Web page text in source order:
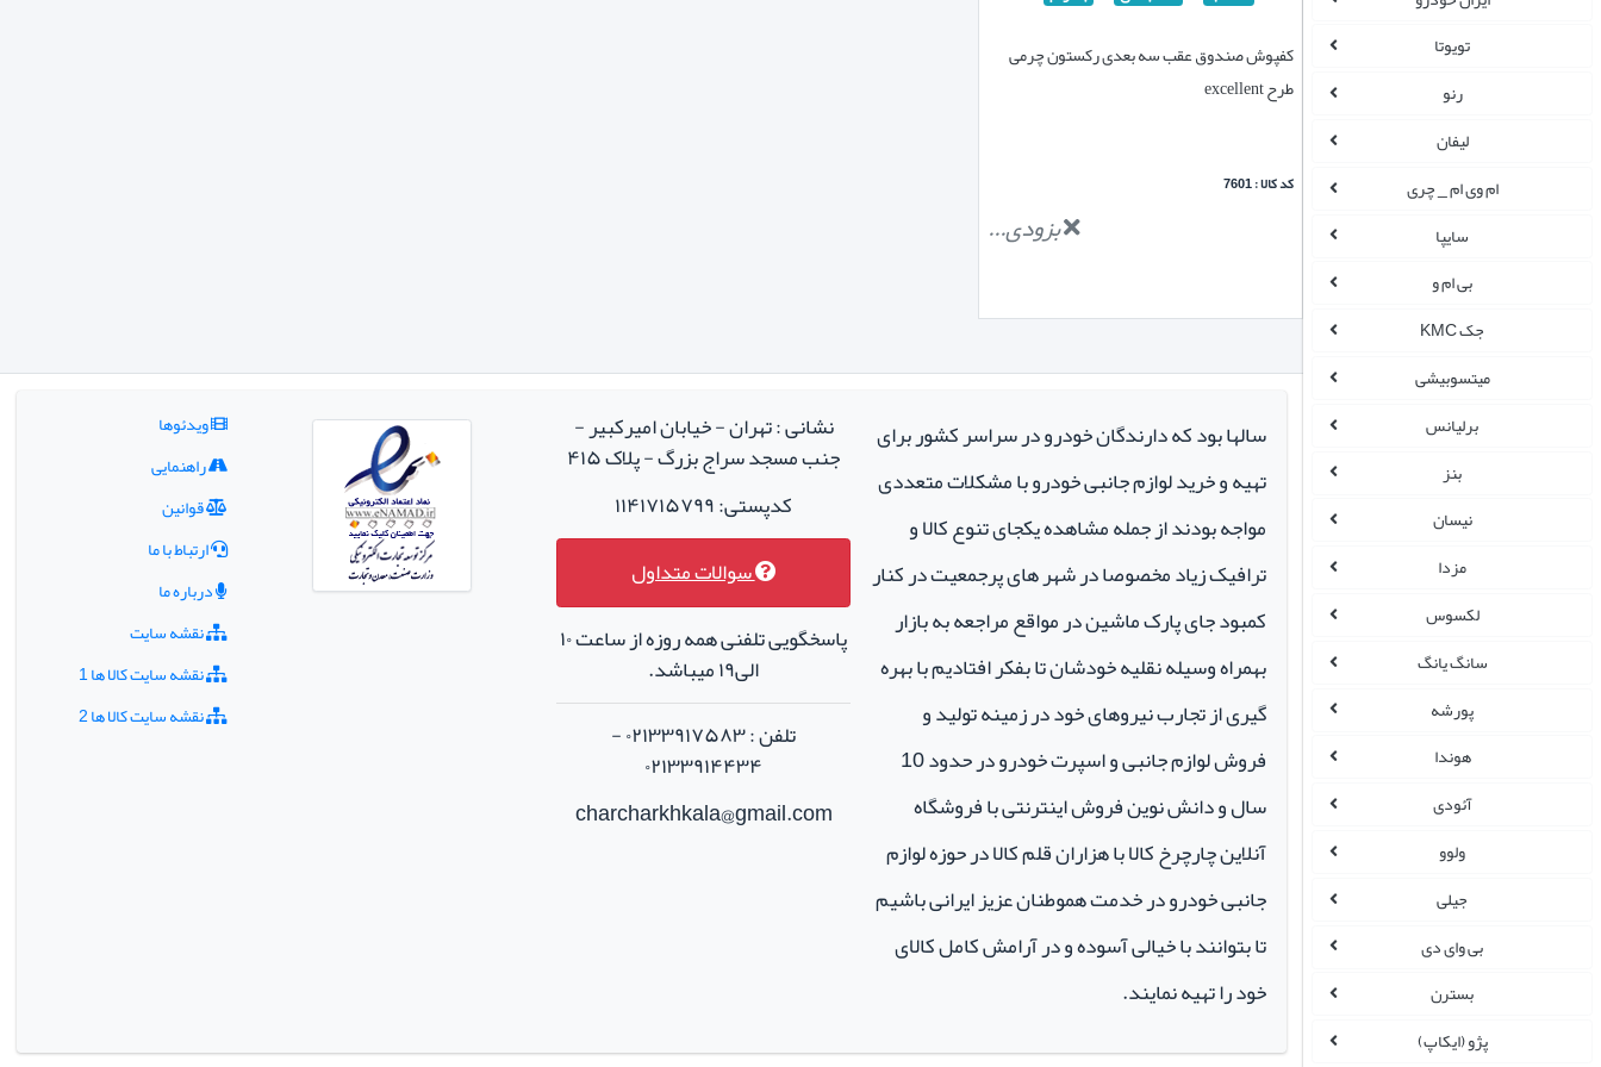
تویوتا
رنو
لیفان
ام وی ام _ چری
سایپا
بی ام و
جک KMC
میتسوبیشی
برلیانس
بنز
نیسان
مزدا
لکسوس
سانگ یانگ
پورشه
هوندا
آئودی
ولوو
جیلی
بی وای دی
بسترن
پژو (ایکاپ)
کفپوش صندوق عقب سه بعدی رکستون چرمی
طرح excellent
کد کالا : 7601
بزودی...
سالها بود که دارندگان خودرو در سراسر کشور برای
تهیه و خرید لوازم جانبی خودرو با مشکلات متعددی
مواجه بودند از جمله مشاهده یکجای تنوع کالا و
ترافیک زیاد مخصوصا در شهر های پرجمعیت در کنار
کمبود جای پارک ماشین در مواقع مراجعه به بازار
بهمراه وسیله نقلیه خودشان تا بفکر افتادیم با بهره
گیری از تجارب نیروهای خود در زمینه تولید و
فروش لوازم جانبی و اسپرت خودرو در حدود 10
سال و دانش نوین فروش اینترنتی با فروشگاه
آنلاین چارچرخ کالا با هزاران قلم کالا در حوزه لوازم
جانبی خودرو در خدمت هموطنان عزیز ایرانی باشیم
تا بتوانند با خیالی آسوده و در آرامش کامل کالای
خود را تهیه نمایند.
نشانی : تهران - خیابان امیرکبیر -
جنب مسجد سراج بزرگ - پلاک ۴۱۵
کدپستی: ۱۱۴۱۷۱۵۷۹۹
سوالات متداول
پاسخگویی تلفنی همه روزه از ساعت ۱۰
الی۱۹ میباشد.
تلفن : ۰۲۱۳۳۹۱۷۵۸۳ -
۰۲۱۳۳۹۱۴۴۳۴
charcharkhkala@gmail.com
ویدئوها
راهنمایی
قوانین
ارتباط با ما
درباره ما
نقشه سایت
نقشه سایت کالا ها 1
نقشه سایت کالا ها 2